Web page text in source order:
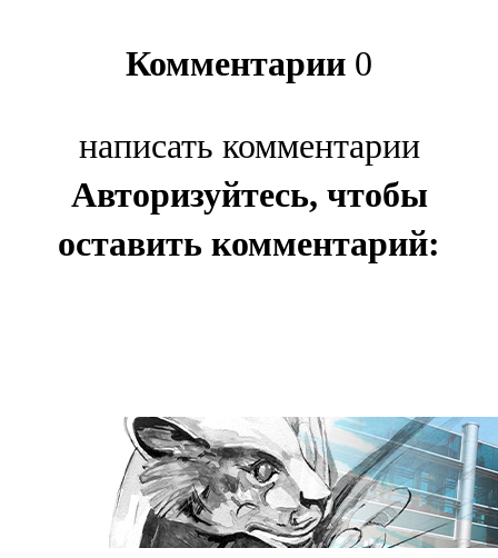
Комментарии 0
написать комментарии
Авторизуйтесь, чтобы
оставить комментарий: